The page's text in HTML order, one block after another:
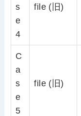
s
e
4
file (旧)
C
a
s
e
5
file (旧)